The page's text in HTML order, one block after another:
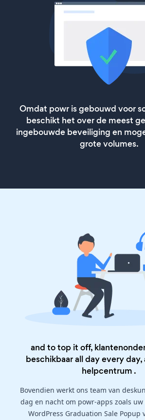
Omdat powr is gebouwd voor
beschikt het over de meest
ingebouwde beveiliging en
grote volumes.
and to top it off,
beschikbaar all day every day,
helpcentrum .
Bovendien werkt ons team van
dag en nacht om powr-apps zoals
WordPress Graduation Sale Popup